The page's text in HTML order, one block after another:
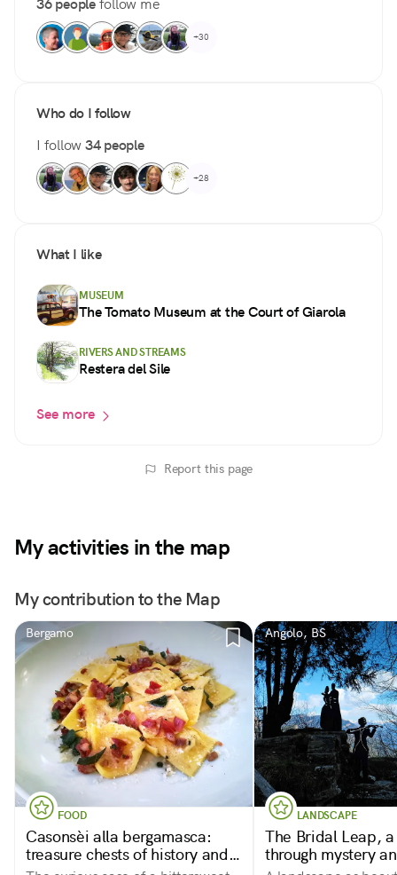
36 peoplefollow me
+30
Who do I follow
I follow34 people
+28
What I like
MUSEUM
The Tomato Museum at the Court of Giarola
RIVERS AND STREAMS
Restera del Sile
See more
Report this page
My activities in the map
My contribution to the Map
Bergamo
FOOD
Casonsèi alla bergamasca:
treasure chests of history and
Angolo, BS
LANDSCAPE
The Bridal Leap,
through mystery